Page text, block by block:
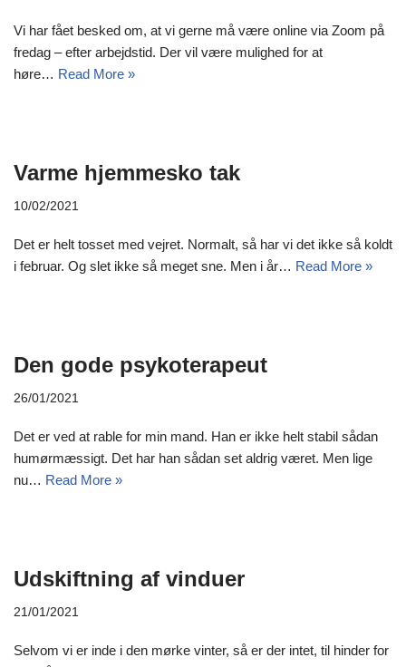
Vi har fået besked om, at vi gerne må være online via Zoom på
fredag – efter arbejdstid. Der vil være mulighed for at
høre… Read More »
Varme hjemmesko tak
10/02/2021
Det er helt tosset med vejret. Normalt, så har vi det ikke så koldt
i februar. Og slet ikke så meget sne. Men i år… Read More »
Den gode psykoterapeut
26/01/2021
Det er ved at rable for min mand. Han er ikke helt stabil sådan
humørmæssigt. Det har han sådan set aldrig været. Men lige
nu… Read More »
Udskiftning af vinduer
21/01/2021
Selvom vi er inde i den mørke vinter, så er der intet, til hinder for